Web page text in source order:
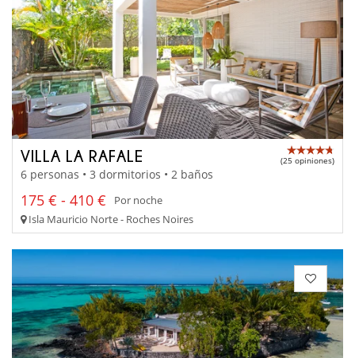
VILLA LA RAFALE (25 opiniones)
6 personas • 3 dormitorios • 2 baños
175 € - 410 €
Por noche
Isla Mauricio Norte - Roches Noires